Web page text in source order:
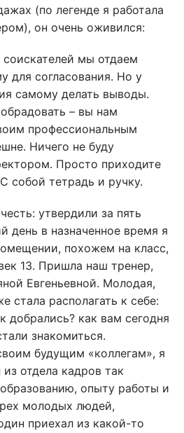
(по легенде я работала
он очень оживился:
мы отдаем
для согласования. Но у
самому делать выводы.
– вы нам
профессиональным
Ничего не буду
Просто приходите
собой тетрадь и ручку.
утвердили за пять
день в назначенное время я
похожем на класс,
13. Пришла наш тренер,
Евгеньевной. Молодая,
стала располагать к себе:
добрались? как вам сегодня
знакомиться.
будущим «коллегам», я
отдела кадров так
опыту работы и
молодых людей,
приехал из какой-то